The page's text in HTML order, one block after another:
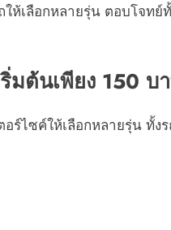
ห้เลือกหลายรุ่น ตอบโจท
ริ่มต้นเพียง 150
อร์ไซค์ให้เลือกหลายรุ่น ทั้